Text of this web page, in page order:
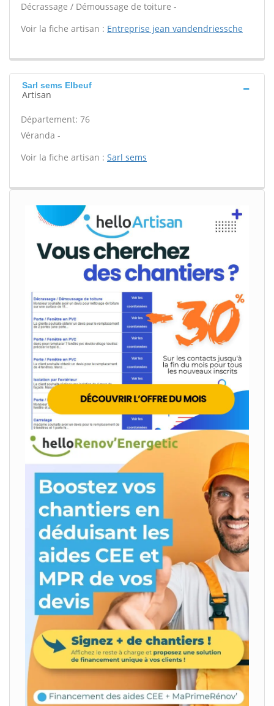
Décrassage / Démoussage de toiture -
Voir la fiche artisan : Entreprise jean vandendriessche
Sarl sems Elbeuf
Artisan
Département: 76
Véranda -
Voir la fiche artisan : Sarl sems